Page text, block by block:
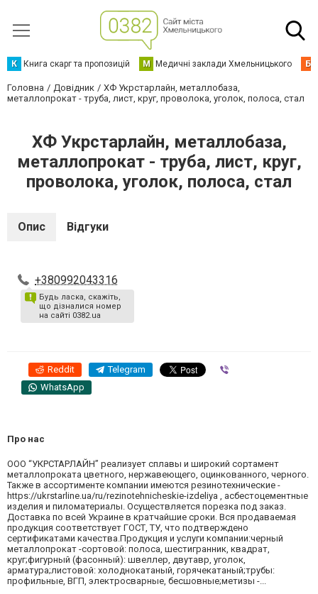
К Книга скарг та пропозицій М Медичні заклади Хмельницького Б
Головна Довідник
ХФ Укрстарлайн, металлобаза,
металлопрокат - труба, лист, круг, проволока, уголок, полоса, стал
ХФ Укрстарлайн, металлобаза,
металлопрокат - труба, лист, круг,
проволока, уголок, полоса, стал
Опис Відгуки
+380992043316
Будь ласка, скажіть,
що дізналися номер
на сайті 0382.ua
Reddit Telegram
WhatsApp
Про нас
ООО “УКРСТАРЛАЙН” реализует сплавы и широкий сортамент
металлопроката цветного, нержавеющего, оцинкованного, черного.
Также в ассортименте компании имеются резинотехнические -
https://ukrstarline.ua/ru/rezinotehnicheskie-izdeliya , асбестоцементные
изделия и пиломатериалы. Осуществляется порезка под заказ.
Доставка по всей Украине в кратчайшие сроки. Вся продаваемая
продукция соответствует ГОСТ, ТУ, что подтверждено
сертификатами качества.Продукция и услуги компании:черный
металлопрокат -сортовой: полоса, шестигранник, квадрат,
круг;фигурный (фасонный): швеллер, двутавр, уголок,
арматура;листовой: холоднокатаный, горячекатаный;трубы:
профильные, ВГП, электросварные, бесшовные;метизы -...